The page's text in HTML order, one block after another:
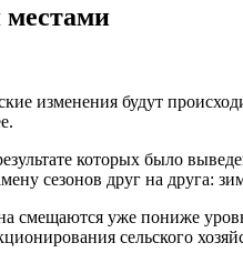
местами
изменения будут
которых было
сезонов друг на друга:
смещаются уже пониже
сельского